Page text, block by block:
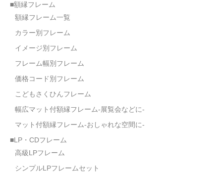
■額縁フレーム
額縁フレーム一覧
カラー別フレーム
イメージ別フレーム
フレーム幅別フレーム
価格コード別フレーム
こどもさくひんフレーム
幅広マット付額縁フレーム-展覧会などに-
マット付額縁フレーム-おしゃれな空間に-
■LP・CDフレーム
高級LPフレーム
シンプルLPフレームセット